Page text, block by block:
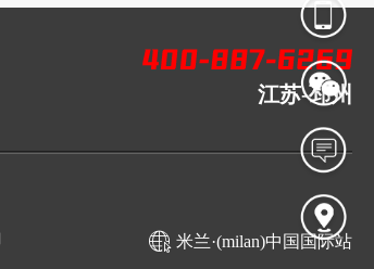
江苏-邳州
米兰·(milan)中国国际站